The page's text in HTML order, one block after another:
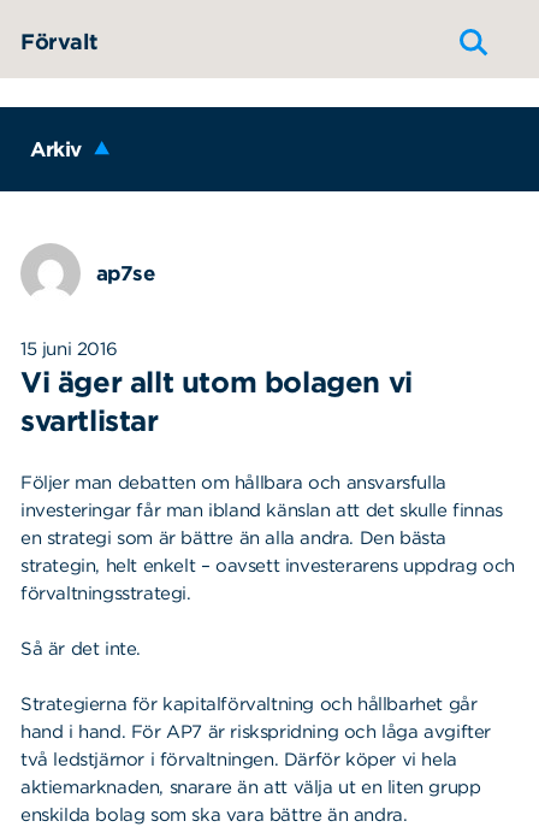
Förvalt
Arkiv
ap7se
15 juni 2016
Vi äger allt utom bolagen vi
svartlistar
Följer man debatten om hållbara och ansvarsfulla
investeringar får man ibland känslan att det skulle finnas
en strategi som är bättre än alla andra. Den bästa
strategin, helt enkelt – oavsett investerarens uppdrag och
förvaltningsstrategi.
Så är det inte.
Strategierna för kapitalförvaltning och hållbarhet går
hand i hand. För AP7 är riskspridning och låga avgifter
två ledstjärnor i förvaltningen. Därför köper vi hela
aktiemarknaden, snarare än att välja ut en liten grupp
enskilda bolag som ska vara bättre än andra.